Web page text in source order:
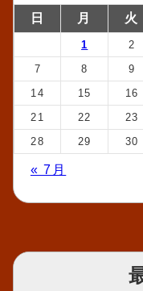
日 月 火
1 2
7
8 9
14
15 16
21
22 23
28
29 30
« 7月